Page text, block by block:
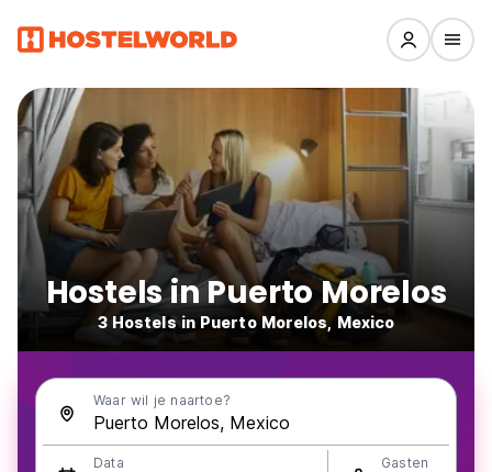
Hostels in Puerto Morelos
3 Hostels in Puerto Morelos, Mexico
Waar wil je naartoe?
Data Gasten